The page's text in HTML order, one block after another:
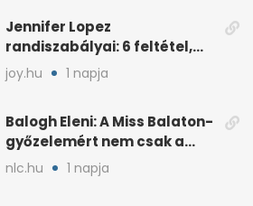
Jennifer Lopez
randiszabályai: 6 feltétel,
amit a párjától elvár
joy.hu 1 napja
Balogh Eleni: A Miss Balaton-
győzelemért nem csak a
külseje számított
nlc.hu 1 napja